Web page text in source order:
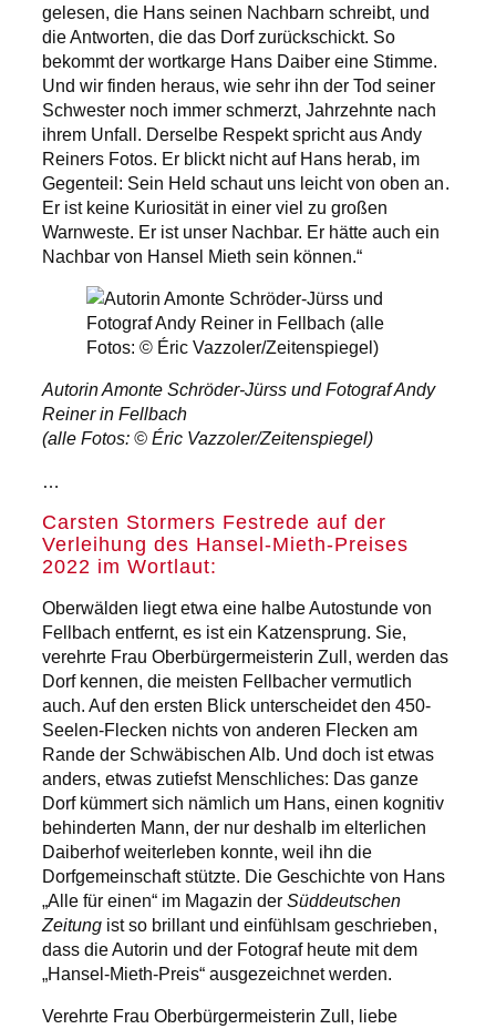
gelesen, die Hans seinen Nachbarn schreibt, und
die Antworten, die das Dorf zurückschickt. So
bekommt der wortkarge Hans Daiber eine Stimme.
Und wir finden heraus, wie sehr ihn der Tod seiner
Schwester noch immer schmerzt, Jahrzehnte nach
ihrem Unfall. Derselbe Respekt spricht aus Andy
Reiners Fotos. Er blickt nicht auf Hans herab, im
Gegenteil: Sein Held schaut uns leicht von oben an.
Er ist keine Kuriosität in einer viel zu großen
Warnweste. Er ist unser Nachbar. Er hätte auch ein
Nachbar von Hansel Mieth sein können.“
Autorin Amonte Schröder-Jürss und Fotograf Andy
Reiner in Fellbach
(alle Fotos: © Éric Vazzoler/Zeitenspiegel)
…
Carsten Stormers Festrede auf der
Verleihung des Hansel-Mieth-Preises
2022 im Wortlaut:
Oberwälden liegt etwa eine halbe Autostunde von
Fellbach entfernt, es ist ein Katzensprung. Sie,
verehrte Frau Oberbürgermeisterin Zull, werden das
Dorf kennen, die meisten Fellbacher vermutlich
auch. Auf den ersten Blick unterscheidet den 450-
Seelen-Flecken nichts von anderen Flecken am
Rande der Schwäbischen Alb. Und doch ist etwas
anders, etwas zutiefst Menschliches: Das ganze
Dorf kümmert sich nämlich um Hans, einen kognitiv
behinderten Mann, der nur deshalb im elterlichen
Daiberhof weiterleben konnte, weil ihn die
Dorfgemeinschaft stützte. Die Geschichte von Hans
„Alle für einen“ im Magazin derSüddeutschen
Zeitung ist so brillant und einfühlsam geschrieben,
dass die Autorin und der Fotograf heute mit dem
„Hansel-Mieth-Preis“ ausgezeichnet werden.
Verehrte Frau Oberbürgermeisterin Zull, liebe